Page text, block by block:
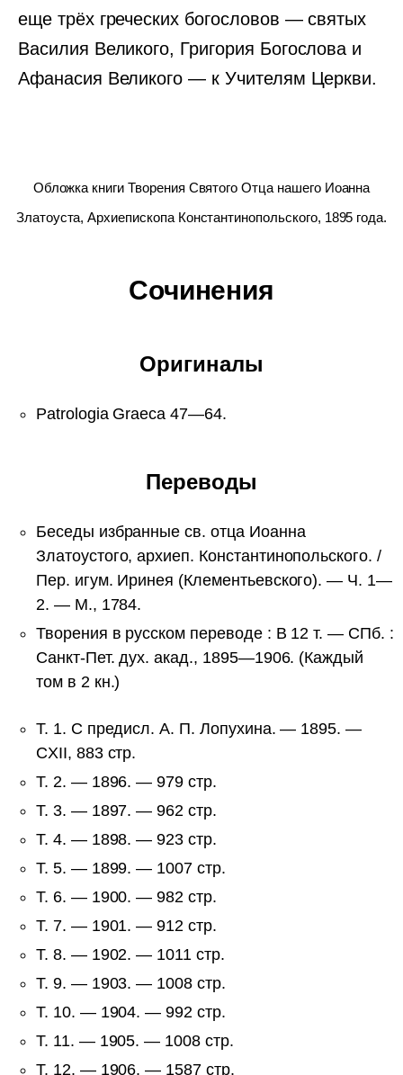
еще трёх греческих богословов — святых
Василия Великого, Григория Богослова и
Афанасия Великого — к Учителям Церкви.
Обложка книги Творения Святого Отца нашего Иоанна
Златоуста, Архиепископа Константинопольского, 1895 года.
Сочинения
Оригиналы
Patrologia Graeca 47—64.
Переводы
Беседы избранные св. отца Иоанна
Златоустого, архиеп. Константинопольского. /
Пер. игум. Иринея (Клементьевского). — Ч. 1—
2. — М., 1784.
Творения в русском переводе : В 12 т. — СПб. :
Санкт-Пет. дух. акад., 1895—1906. (Каждый
том в 2 кн.)
Т. 1. С предисл. А. П. Лопухина. — 1895. —
CXII, 883 стр.
Т. 2. — 1896. — 979 стр.
Т. 3. — 1897. — 962 стр.
Т. 4. — 1898. — 923 стр.
Т. 5. — 1899. — 1007 стр.
Т. 6. — 1900. — 982 стр.
Т. 7. — 1901. — 912 стр.
Т. 8. — 1902. — 1011 стр.
Т. 9. — 1903. — 1008 стр.
Т. 10. — 1904. — 992 стр.
Т. 11. — 1905. — 1008 стр.
Т. 12. — 1906. — 1587 стр.